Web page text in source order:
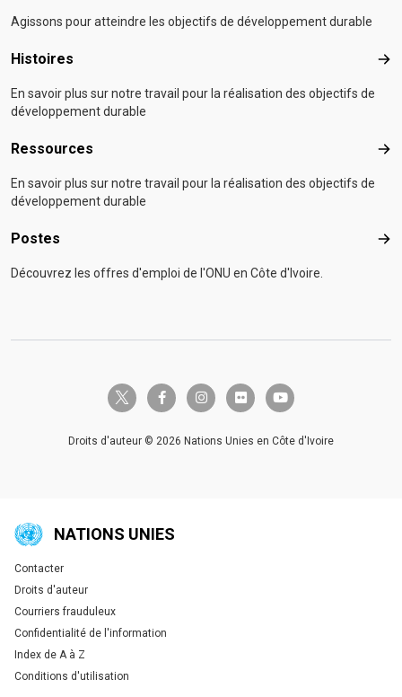
Agissons pour atteindre les objectifs de développement durable
Histoires
En savoir plus sur notre travail pour la réalisation des objectifs de
développement durable
Ressources
En savoir plus sur notre travail pour la réalisation des objectifs de
développement durable
Postes
Découvrez les offres d'emploi de l'ONU en Côte d'Ivoire.
twitter-x facebook-finstagramflickr youtube
Droits d'auteur © 2026 Nations Unies en Côte d'Ivoire
NATIONS UNIES
Global U.N. menu
Contacter
Droits d'auteur
Courriers frauduleux
Confidentialité de l'information
Index de A à Z
Conditions d'utilisation